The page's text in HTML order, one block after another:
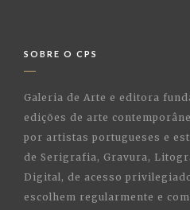
SOBRE O CPS
Galeria de Arte e editora
edições de arte
por artistas portugueses e
de Serigrafia, Gravura,
Digital, de acesso
escolhem regularmente e